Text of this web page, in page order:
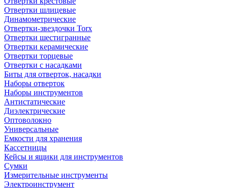
Отвертки шлицевые
Динамометрические
Отвертки-звездочки Torx
Отвертки шестигранные
Отвертки керамические
Отвертки торцевые
Отвертки с насадками
Биты для отверток, насадки
Наборы отверток
Наборы инструментов
Антистатические
Диэлектрические
Оптоволокно
Универсальные
Емкости для хранения
Кассетницы
Кейсы и ящики для инструментов
Сумки
Измерительные инструменты
Электроинструмент